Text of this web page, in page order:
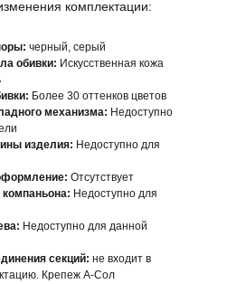
комплектации:
черный, серый
обивки: Искусственная кожа
Более 30 оттенков цветов
механизма: Недоступно
изделия: Недоступно для
Отсутствует
Недоступно для
Недоступно для данной
секций: не входит в
Крепеж А-Сол